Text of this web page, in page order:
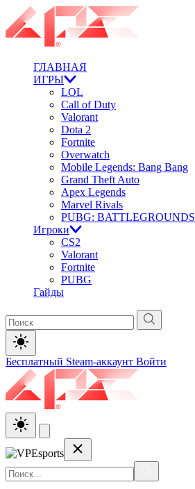
ГЛАВНАЯ
ИГРЫ
LOL
Call of Duty
Valorant
Dota 2
Fortnite
Overwatch
Mobile Legends: Bang Bang
Grand Theft Auto
Apex Legends
Marvel Rivals
PUBG: BATTLEGROUNDS
Игроки
CS2
Valorant
Fortnite
PUBG
Гайды
Бесплатный Steam-аккаунт Войти